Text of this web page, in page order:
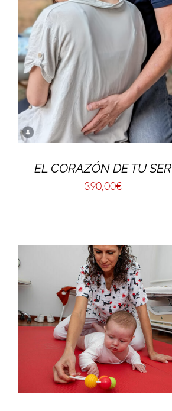
EL CORAZÓN DE TU SER
390,00€